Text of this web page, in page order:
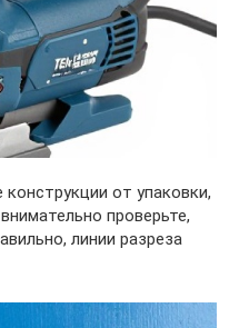
от упаковки,
проверьте,
линии разреза